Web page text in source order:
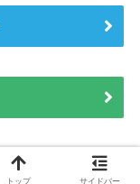
トップ サイドバー